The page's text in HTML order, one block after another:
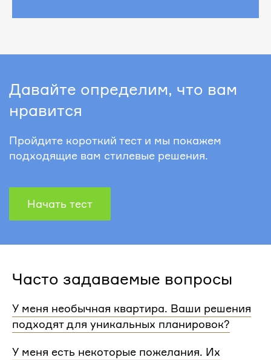
Давайте определим, что вам
нравится
Пройдите короткий тест и мы покажем
подходящие вам стилевые решения.
Начать тест
Часто задаваемые вопросы
У меня необычная квартира. Ваши решения
подходят для уникальных планировок?
планировки и учтем особенности вашей
У меня есть некоторые пожелания. Их